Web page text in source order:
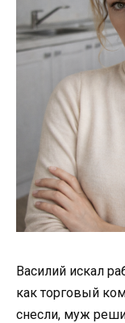
Василий искал
как торговый
снесли, муж